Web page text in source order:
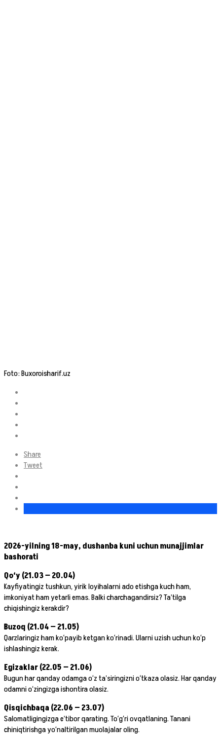
Foto: Buxoroisharif.uz
Share
Tweet
2026-yilning 18-may, dushanba kuni uchun munajjimlar
bashorati
Qo‘y (21.03 — 20.04)
Kayfiyatingiz tushkun, yirik loyihalarni ado etishga kuch ham,
imkoniyat ham yetarli emas. Balki charchagandirsiz? Ta’tilga
chiqishingiz kerakdir?
Buzoq (21.04 — 21.05)
Qarzlaringiz ham ko‘payib ketgan ko‘rinadi. Ularni uzish uchun ko‘p
ishlashingiz kerak.
Egizaklar (22.05 — 21.06)
Bugun har qanday odamga o‘z ta’siringizni o‘tkaza olasiz. Har qanday
odamni o‘zingizga ishontira olasiz.
Qisqichbaqa (22.06 — 23.07)
Salomatligingizga e’tibor qarating. To‘g‘ri ovqatlaning. Tanani
chiniqtirishga yo‘naltirilgan muolajalar oling.